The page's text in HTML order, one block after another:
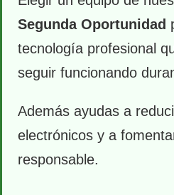
Segunda Oportunidad
tecnología profesional
seguir funcionando
Además ayudas a
electrónicos y a
responsable.